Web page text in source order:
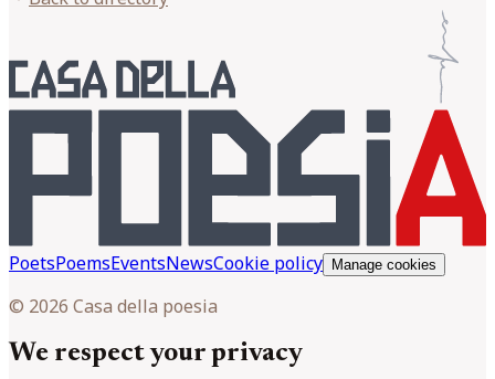
PoetsPoemsEventsNewsCookie policy Manage cookies
© 2026 Casa della poesia
We respect your privacy